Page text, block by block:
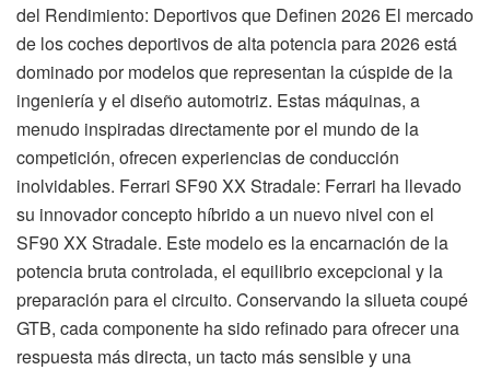
del Rendimiento: Deportivos que Definen 2026 El mercado
de los coches deportivos de alta potencia para 2026 está
dominado por modelos que representan la cúspide de la
ingeniería y el diseño automotriz. Estas máquinas, a
menudo inspiradas directamente por el mundo de la
competición, ofrecen experiencias de conducción
inolvidables. Ferrari SF90 XX Stradale: Ferrari ha llevado
su innovador concepto híbrido a un nuevo nivel con el
SF90 XX Stradale. Este modelo es la encarnación de la
potencia bruta controlada, el equilibrio excepcional y la
preparación para el circuito. Conservando la silueta coupé
GTB, cada componente ha sido refinado para ofrecer una
respuesta más directa, un tacto más sensible y una